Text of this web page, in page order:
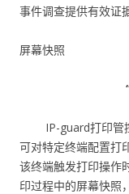
事件调查提供有效证据
屏幕快照
IP-guard打印管
可对特定终端配置打
该终端触发打印操作
印过程中的屏幕快照